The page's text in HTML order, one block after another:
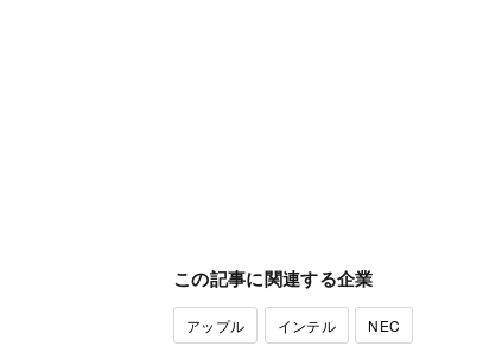
この記事に関連する企業
アップル インテル NEC